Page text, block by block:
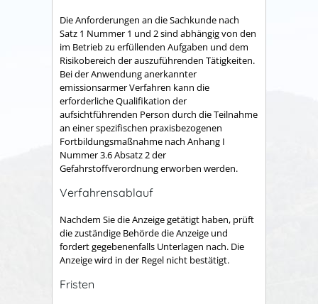
Die Anforderungen an die Sachkunde nach
Satz 1 Nummer 1 und 2 sind abhängig von den
im Betrieb zu erfüllenden Aufgaben und dem
Risikobereich der auszuführenden Tätigkeiten.
Bei der Anwendung anerkannter
emissionsarmer Verfahren kann die
erforderliche Qualifikation der
aufsichtführenden Person durch die Teilnahme
an einer spezifischen praxisbezogenen
Fortbildungsmaßnahme nach Anhang I
Nummer 3.6 Absatz 2 der
Gefahrstoffverordnung erworben werden.
Verfahrensablauf
Nachdem Sie die Anzeige getätigt haben, prüft
die zuständige Behörde die Anzeige und
fordert gegebenenfalls Unterlagen nach. Die
Anzeige wird in der Regel nicht bestätigt.
Fristen